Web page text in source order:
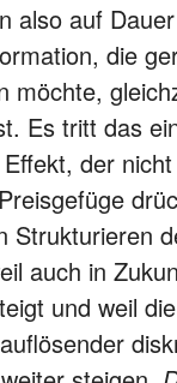
also auf
die
möchte,
Es tritt das
Effekt, der
Strukturieren
auch in
und weil